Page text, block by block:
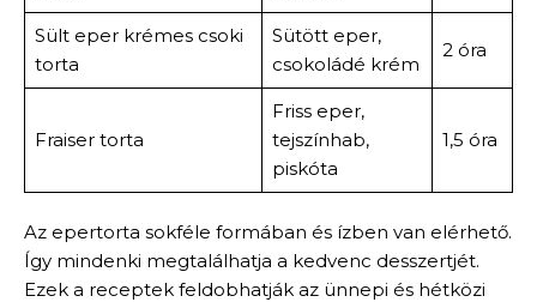
Sült eper krémes csoki
torta
Sütött eper,
csokoládé krém
2 óra
Fraiser torta
Friss eper,
tejszínhab,
piskóta
1,5 óra
Az epertorta sokféle formában és ízben van elérhető.
Így mindenki megtalálhatja a kedvenc desszertjét.
Ezek a receptek feldobhatják az ünnepi és hétközi